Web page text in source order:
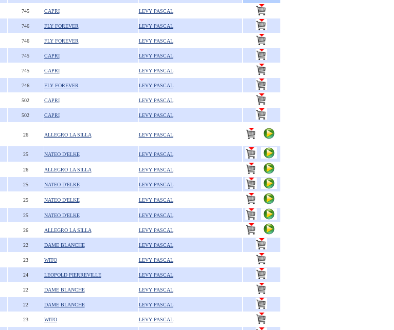
745 CAPRI LEVY PASCAL
746 FLY FOREVER LEVY PASCAL
746 FLY FOREVER LEVY PASCAL
745 CAPRI LEVY PASCAL
745 CAPRI LEVY PASCAL
746 FLY FOREVER LEVY PASCAL
502 CAPRI LEVY PASCAL
502 CAPRI LEVY PASCAL
26 ALLEGRO LA SILLA LEVY PASCAL
25 NATEO D'ELKE LEVY PASCAL
26 ALLEGRO LA SILLA LEVY PASCAL
25 NATEO D'ELKE LEVY PASCAL
25 NATEO D'ELKE LEVY PASCAL
25 NATEO D'ELKE LEVY PASCAL
26 ALLEGRO LA SILLA LEVY PASCAL
22 DAME BLANCHE LEVY PASCAL
23 WITO LEVY PASCAL
24 LEOPOLD PIERREVILLE LEVY PASCAL
22 DAME BLANCHE LEVY PASCAL
22 DAME BLANCHE LEVY PASCAL
23 WITO LEVY PASCAL